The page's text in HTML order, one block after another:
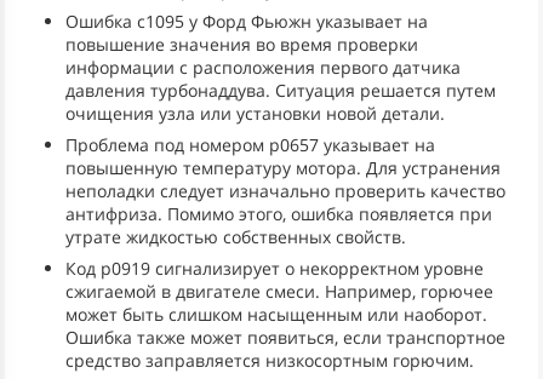
Ошибка c1095 у Форд Фьюжн указывает на
повышение значения во время проверки
информации с расположения первого датчика
давления турбонаддува. Ситуация решается путем
очищения узла или установки новой детали.
Проблема под номером p0657 указывает на
повышенную температуру мотора. Для устранения
неполадки следует изначально проверить качество
антифриза. Помимо этого, ошибка появляется при
утрате жидкостью собственных свойств.
Код p0919 сигнализирует о некорректном уровне
сжигаемой в двигателе смеси. Например, горючее
может быть слишком насыщенным или наоборот.
Ошибка также может появиться, если транспортное
средство заправляется низкосортным горючим.